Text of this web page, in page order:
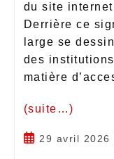
du site
Derrière ce
large se
des
matière
(suite…)
29 avril 2026